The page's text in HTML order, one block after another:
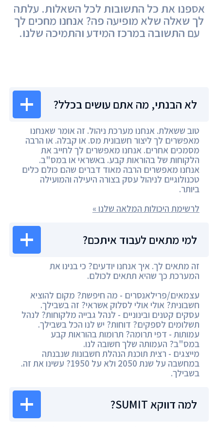
לא הבנתי, מה אתם עושים בכלל?
טוב ששאלת. אנחנו מערכת ניהול. זה אומר שאנחנו
מאפשרים לך ליצור חשבונית מס. או קבלה. או הרבה
מסמכים אחרים. אנחנו מאפשרים לך לחייב את
הלקוחות של בהוראות קבע. באשראי או במס"ב.
אנחנו מאפשרים הרבה מאוד דברים שהם כולם כלים
טכנולוגיים לניהול עסק בצורה היעילה והמועילה
ביותר.
לרשימת היכולות המלאה שלנו »
למי מתאים לעבוד איתכם?
זה מתאים לך. איך אנחנו יודעים? כי בנינו את
המערכת כך שהיא תתאים לכולם.
עצמאים/פרילאנסרים - מה חיפשת? מקום להוציא
חשבונית? אולי אולי לסלוק אשראי? זה בשבילך.
עסקים קטנים ובינוניים - לנהל גבייה מלקוחות? לנהל
תשלומים לספקים? דוחות? יש לנו הכל בשבילך.
עמותות - דפי תרומה? תרומות בהוראות קבע
במס"ב? העמותה שלך חשובה לנו.
מייצגים - רצית תוכנת הנהלת חשבונות שנבנתה
במחשבה על שנת 2050 ולא על 1950? עשינו את זה.
בשבילך.
למה דווקא SUMIT?
אספנו את כל התשובות לכל השאלות. עלתה
לך שאלה שלא מופיעה פה? אנחנו מחכים לך
עם התשובה במרכז המידע והתמיכה שלנו.